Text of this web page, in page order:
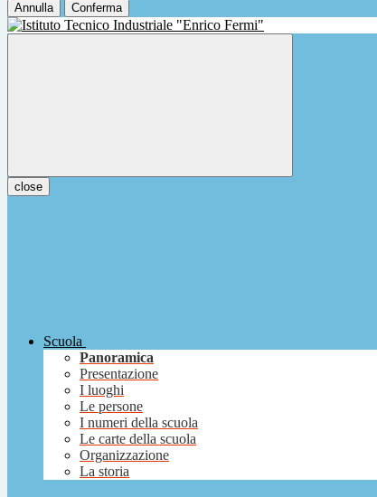
Annulla Conferma
close
Scuola
Panoramica
Presentazione
I luoghi
Le persone
I numeri della scuola
Le carte della scuola
Organizzazione
La storia